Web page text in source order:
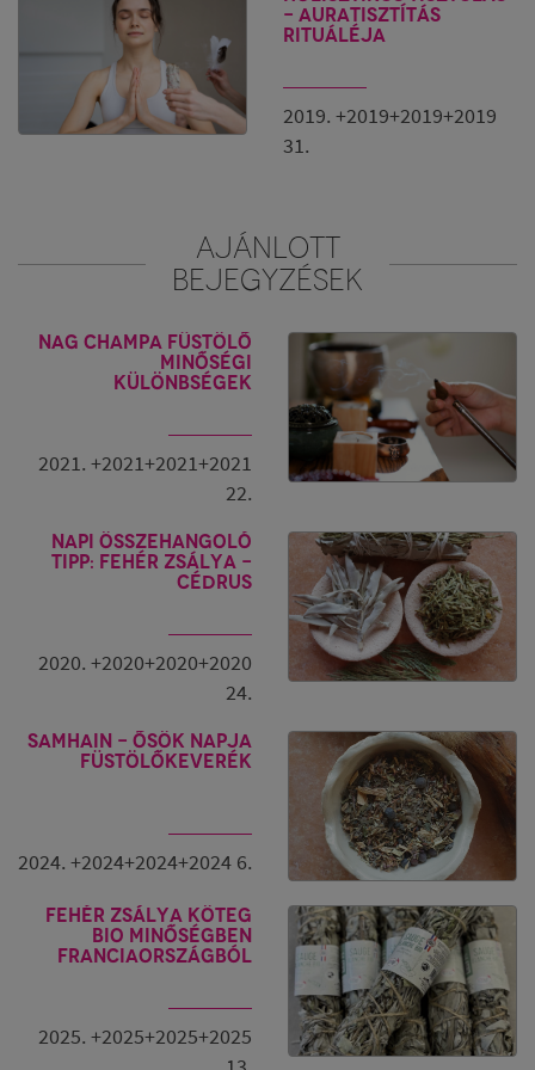
- Auratisztítás
rituáléja
2019. +2019+2019+2019
31.
AJÁNLOTT
BEJEGYZÉSEK
Nag Champa füstölő
minőségi
különbségek
2021. +2021+2021+2021
22.
Napi összehangoló
tipp: fehér zsálya -
cédrus
2020. +2020+2020+2020
24.
Samhain - Ősök napja
füstölőkeverék
2024. +2024+2024+2024 6.
Fehér zsálya köteg
BIO minőségben
Franciaországból
2025. +2025+2025+2025